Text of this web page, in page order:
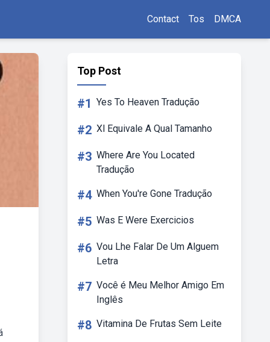
Contact Tos DMCA
Top Post
#1 Yes To Heaven Tradução
#2 Xl Equivale A Qual Tamanho
#3 Where Are You Located
Tradução
#4 When You're Gone Tradução
#5 Was E Were Exercicios
#6 Vou Lhe Falar De Um Alguem
Letra
#7 Você é Meu Melhor Amigo Em
Inglês
#8 Vitamina De Frutas Sem Leite